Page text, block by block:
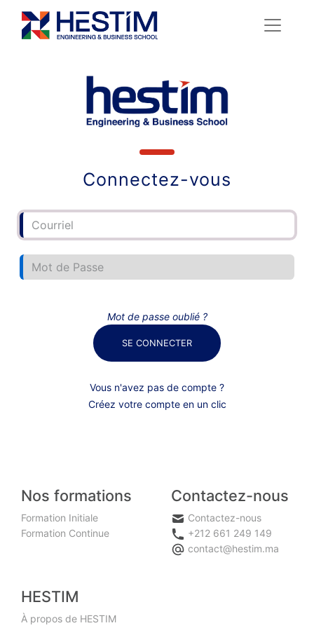
Connectez-vous
Mot de passe oublié ?
SE CONNECTER
Vous n'avez pas de compte ?
Créez votre compte en un clic
Nos formations
Formation Initiale
Formation Continue
Contactez-nous
Contactez-nous
+212 661 249 149
contact@hestim.ma
HESTIM
À propos de HESTIM